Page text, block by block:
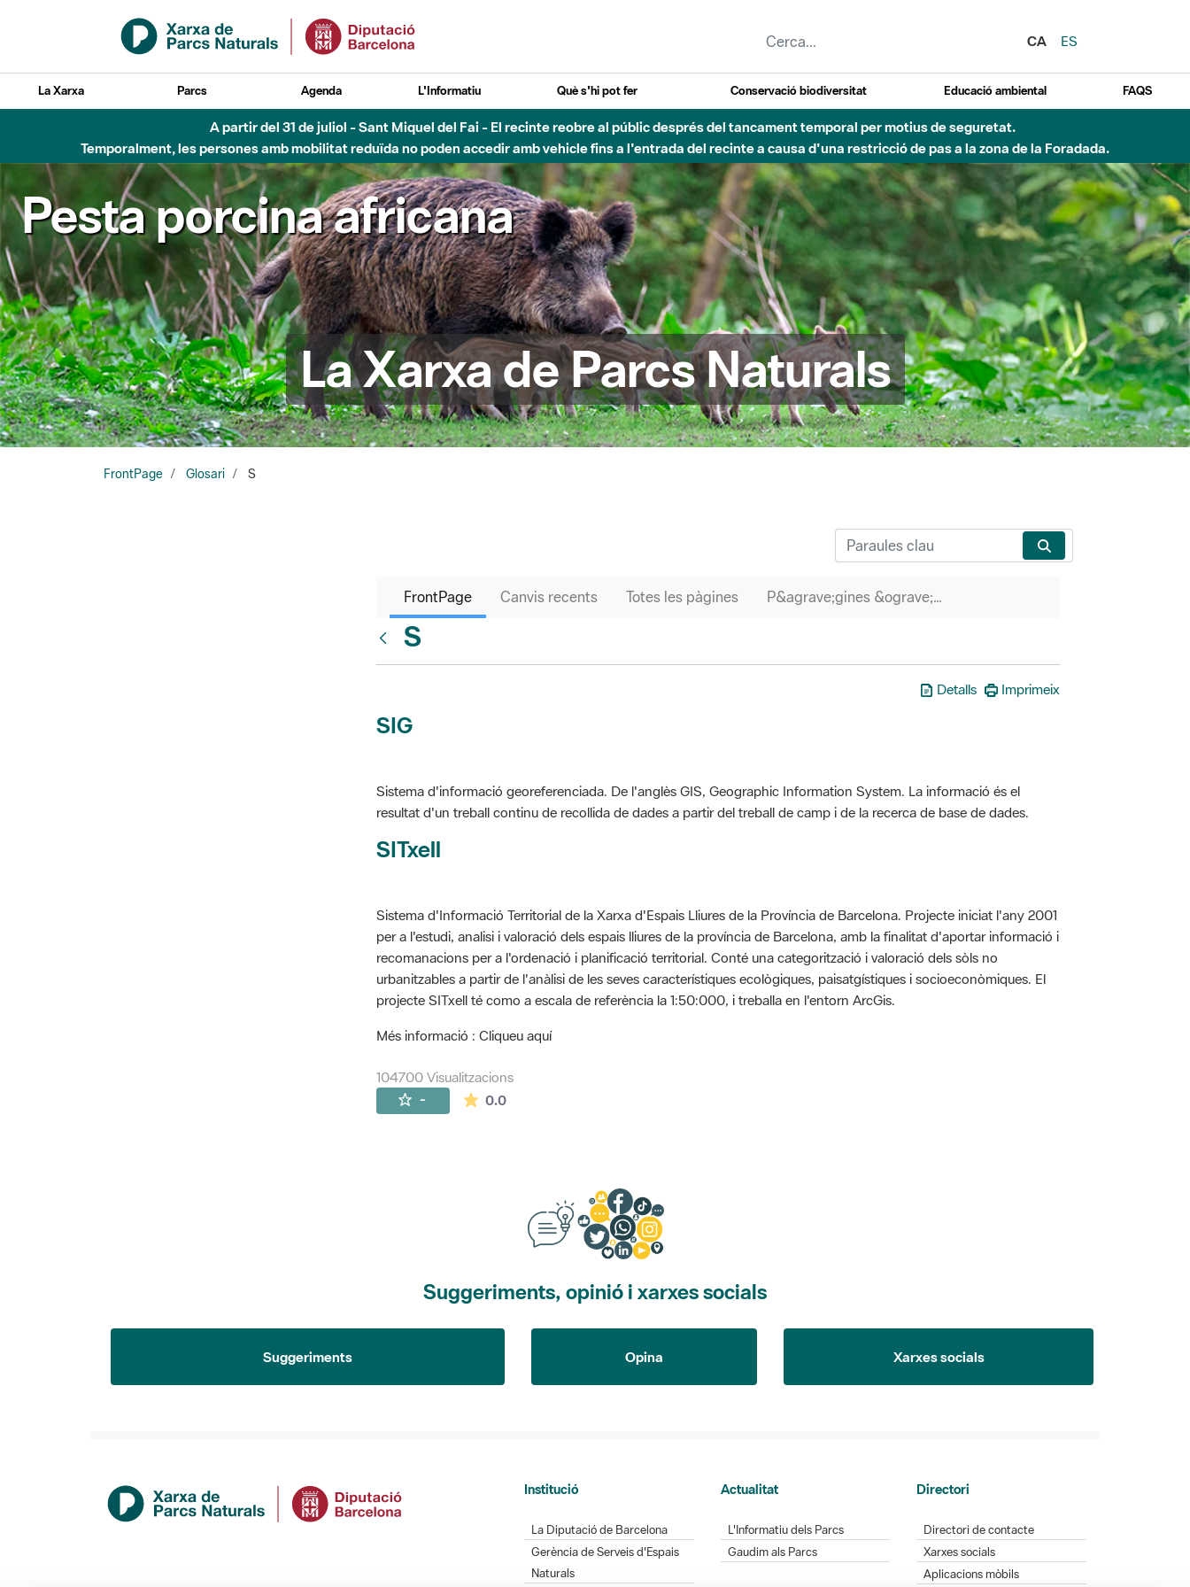
Salta al contingut principal
CA
ES
La Xarxa Parcs Agenda L'Informatiu Què s'hi pot fer Conservació biodiversitat Educació ambiental FAQS
A partir del 31 de juliol - Sant Miquel del Fai - El recinte reobre al públic després del tancament temporal per motius de seguretat.
Temporalment, les persones amb mobilitat reduïda no poden accedir amb vehicle fins a l'entrada del recinte a causa d'una restricció de pas a la zona de la Foradada.
Pesta porcina africana
La Xarxa de Parcs Naturals
FrontPage Glosari S
FrontPage Canvis recents Totes les pàgines P&agrave;gines &ograve;rfenes
S
Detalls Imprimeix
SIG
Sistema d'informació georeferenciada. De l'anglès GIS, Geographic Information System. La informació és el
resultat d'un treball continu de recollida de dades a partir del treball de camp i de la recerca de base de dades.
SITxell
Sistema d'Informació Territorial de la Xarxa d'Espais Lliures de la Província de Barcelona. Projecte iniciat l'any 2001
per a l'estudi, analisi i valoració dels espais lliures de la província de Barcelona, amb la finalitat d'aportar informació i
recomanacions per a l'ordenació i planificació territorial. Conté una categorització i valoració dels sòls no
urbanitzables a partir de l'anàlisi de les seves característiques ecològiques, paisatgístiques i socioeconòmiques. El
projecte SITxell té como a escala de referència la 1:50:000, i treballa en l'entorn ArcGis.
Més informació : Cliqueu aquí
104700 Visualitzacions
- 0.0La mitjana de les valoracions és de 0 estrelles de 5.
Suggeriments, opinió i xarxes socials
Suggeriments Opina Xarxes socials
Institució
La Diputació de Barcelona
Gerència de Serveis d'Espais
Naturals
Actualitat
L'Informatiu dels Parcs
Gaudim als Parcs
Directori
Directori de contacte
Xarxes socials
Aplicacions mòbils